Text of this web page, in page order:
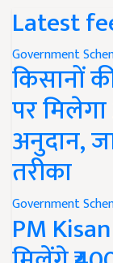
Latest
Government
किसानों
पर
अनुदान,
तरीका
Government
PM